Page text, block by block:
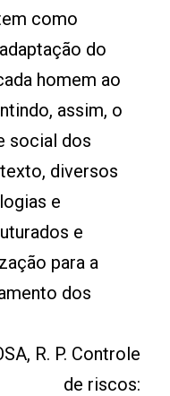
como
do
homem ao
assim, o
social dos
diversos
e
e
para a
dos
R. P. Controle
de riscos: